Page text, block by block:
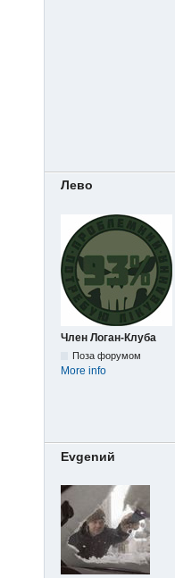
Лево
Член Логан-Клуба
Поза форумом
More info
Evgenий